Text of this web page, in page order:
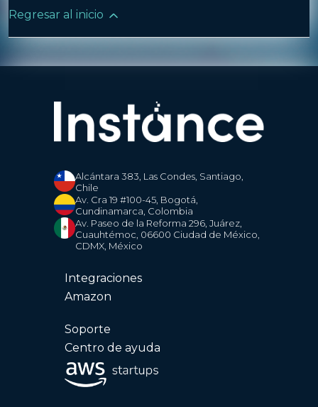
Regresar al inicio
Alcántara 383, Las Condes, Santiago,
Chile
Av. Cra 19 #100-45, Bogotá,
Cundinamarca, Colombia
Av. Paseo de la Reforma 296, Juárez,
Cuauhtémoc, 06600 Ciudad de México,
CDMX, México
Integraciones
Amazon
Soporte
Centro de ayuda